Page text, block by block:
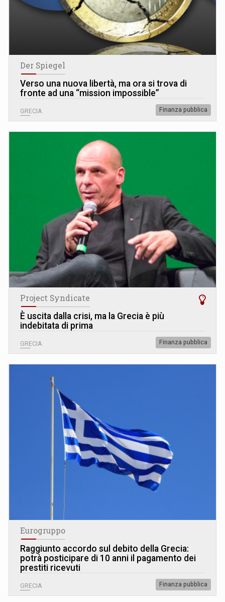
Der Spiegel
Verso una nuova libertà, ma ora si trova di
fronte ad una “mission impossible”
GRECIA Finanza pubblica
Project Syndicate
È uscita dalla crisi, ma la Grecia è più
indebitata di prima
GRECIA Finanza pubblica
Eurogruppo
Raggiunto accordo sul debito della Grecia:
potrà posticipare di 10 anni il pagamento dei
prestiti ricevuti
GRECIA Finanza pubblica